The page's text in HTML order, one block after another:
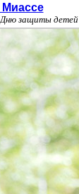
Дню защиты детей